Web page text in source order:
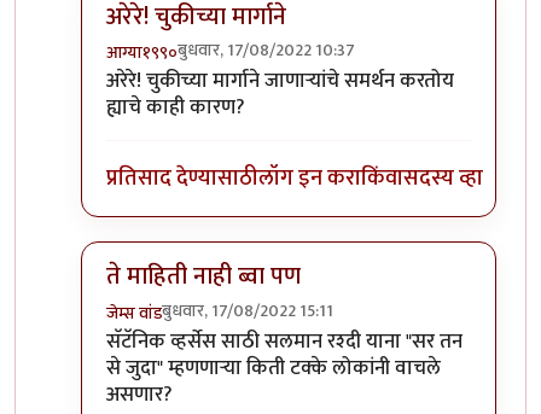
अरेरे! चुकीच्या मार्गाने
आग्या१९९०बुधवार, 17/08/2022 10:37
In reply toबिरुटे सरbyसुबोध खरे
अरेरे! चुकीच्या मार्गाने जाणाऱ्यांचे समर्थन करतोय
ह्याचे काही कारण?
प्रतिसाद देण्यासाठीलॉग इन कराकिंवासदस्य व्हा
ते माहिती नाही ब्वा पण
जेम्स वांडबुधवार, 17/08/2022 15:11
In reply toबिरुटे सरbyसुबोध खरे
सॅटॅनिक व्हर्सेस साठी सलमान रश्दी याना "सर तन
से जुदा" म्हणणाऱ्या किती टक्के लोकांनी वाचले
असणार?